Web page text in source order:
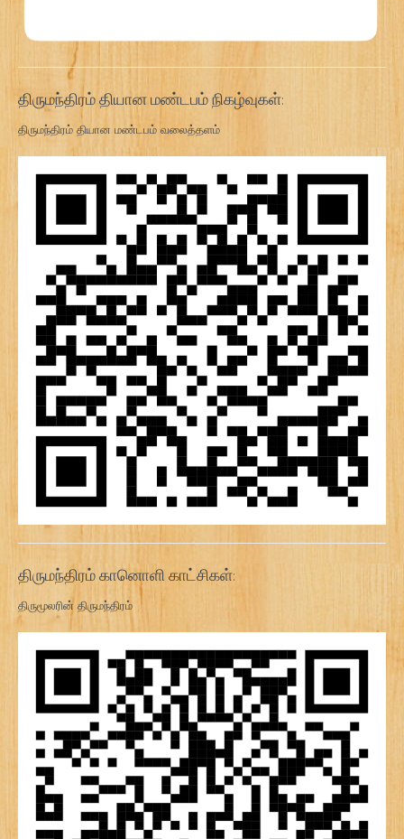
திருமந்திரம் தியான மண்டபம் நிகழ்வுகள்:
திருமந்திரம் தியான மண்டபம் வலைத்தளம்
திருமந்திரம் கானொளி காட்சிகள்:
திருமூலரின் திருமந்திரம்